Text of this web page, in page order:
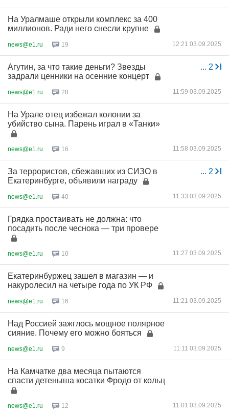
На Уралмаше открыли комплекс за 400
миллионов. Ради него снесли крупне
news@e1.ru 19 12:21 03.09.2025
... 2
Агутин, за что такие деньги? Звезды
задрали ценники на осенние концерт
news@e1.ru 28 11:59 03.09.2025
На Урале отец избежал колонии за
убийство сына. Парень играл в «Танки»
news@e1.ru 16 11:58 03.09.2025
... 2
За террористов, сбежавших из СИЗО в
Екатеринбурге, объявили награду
news@e1.ru 40 11:33 03.09.2025
Грядка простаивать не должна: что
посадить после чеснока — три провере
news@e1.ru 10 11:27 03.09.2025
Екатеринбуржец зашел в магазин — и
накуролесил на четыре года по УК РФ
news@e1.ru 16 11:21 03.09.2025
Над Россией зажглось мощное полярное
сияние. Почему его можно бояться
news@e1.ru 9 11:11 03.09.2025
На Камчатке два месяца пытаются
спасти детеныша косатки Фродо от кольц
news@e1.ru 12 11:01 03.09.2025